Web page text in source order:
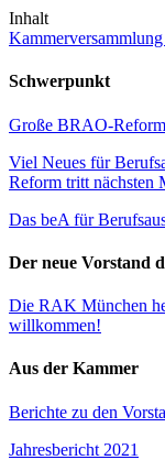
Inhalt
Schwerpunkt
Große BRAO-
Viel Neues für
Reform tritt nächsten
Das beA für
Der neue Vorstand
Die RAK München
willkommen!
Aus der Kammer
Berichte zu den
Jahresbericht 2021